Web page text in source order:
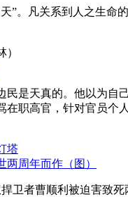
”。凡关系到人之生命
民是天真的。他以为自
在职高官，针对官员个
塔
周年而作（图）
卫者曹顺利被迫害致